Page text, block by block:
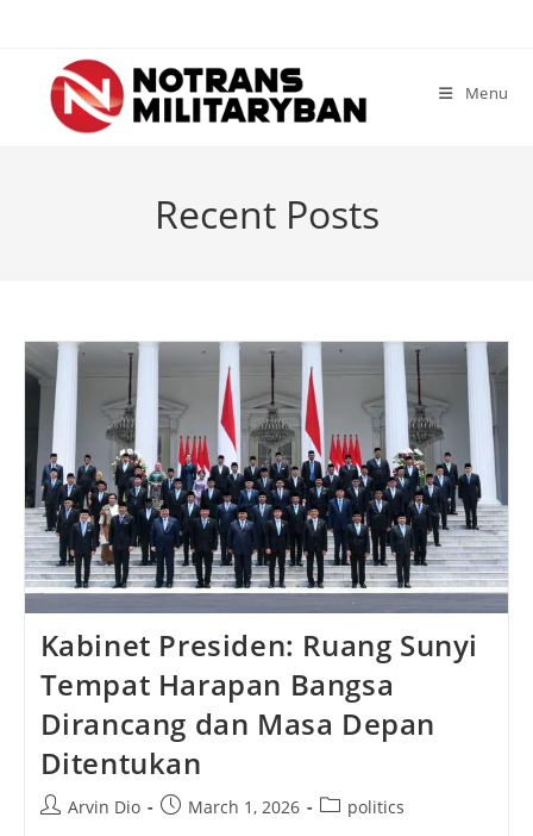
content
Menu
Recent Posts
Kabinet Presiden: Ruang Sunyi
Tempat Harapan Bangsa
Dirancang dan Masa Depan
Ditentukan
PostArvin Dio
PostMarch 1, 2026
Postpolitics